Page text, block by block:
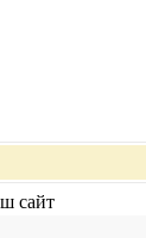
сайт